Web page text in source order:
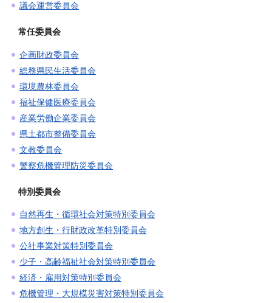
議会運営委員会
常任委員会
企画財政委員会
総務県民生活委員会
環境農林委員会
福祉保健医療委員会
産業労働企業委員会
県土都市整備委員会
文教委員会
警察危機管理防災委員会
特別委員会
自然再生・循環社会対策特別委員会
地方創生・行財政改革特別委員会
公社事業対策特別委員会
少子・高齢福祉社会対策特別委員会
経済・雇用対策特別委員会
危機管理・大規模災害対策特別委員会